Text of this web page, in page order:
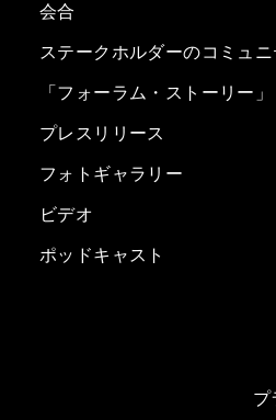
会合
ステークホルダーのコミュニ
「フォーラム・ストーリー」
プレスリリース
フォトギャラリー
ビデオ
ポッドキャスト
プ